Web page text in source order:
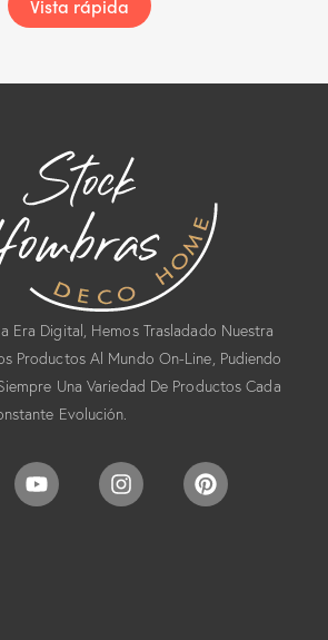
Vista rápida
Era Digital, Hemos Trasladado Nuestra
Productos Al Mundo On-Line, Pudiendo
Una Variedad De Productos Cada
Evolución.